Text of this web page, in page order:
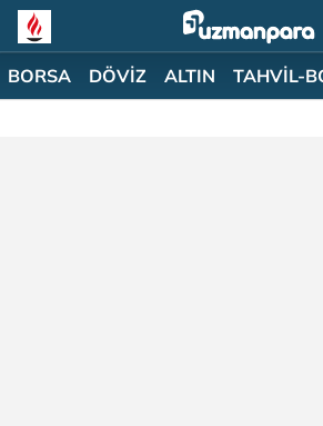
BORSA DÖVİZ ALTIN TAHVİL-